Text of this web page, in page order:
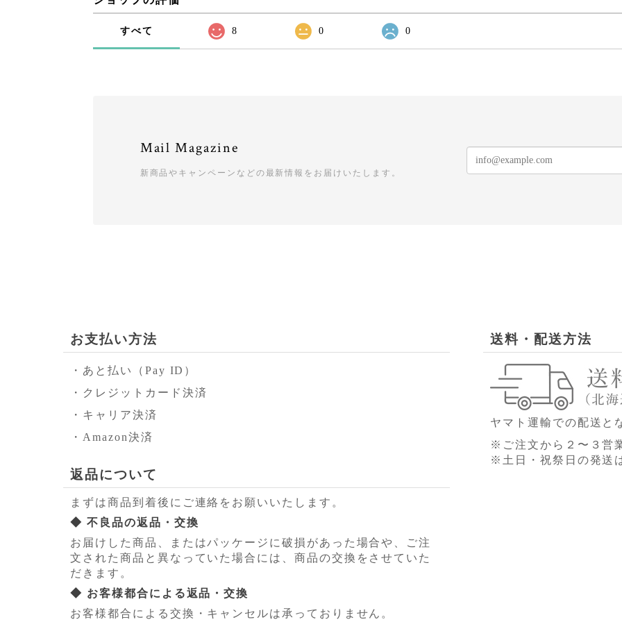
すべて 8 0 0
Mail Magazine
新商品やキャンペーンなどの最新情報をお届けいたします。
お支払い方法
・あと払い（Pay ID）
・クレジットカード決済
・キャリア決済
・Amazon決済
返品について
まずは商品到着後にご連絡をお願いいたします。
◆ 不良品の返品・交換
お届けした商品、またはパッケージに破損があった場合や、ご注
文された商品と異なっていた場合には、商品の交換をさせていた
だきます。
◆ お客様都合による返品・交換
お客様都合による交換・キャンセルは承っておりません。
送料・配送方法
ヤマト運輸での配送と
※ご注文から２〜３営
※土日・祝祭日の発送